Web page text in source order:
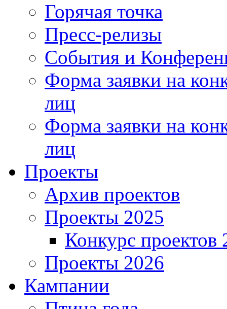
Горячая точка
Пресс-релизы
События и
Форма заявки на
лиц
Форма заявки на
лиц
Проекты
Архив проектов
Проекты 2025
Конкурс проектов
Проекты 2026
Кампании